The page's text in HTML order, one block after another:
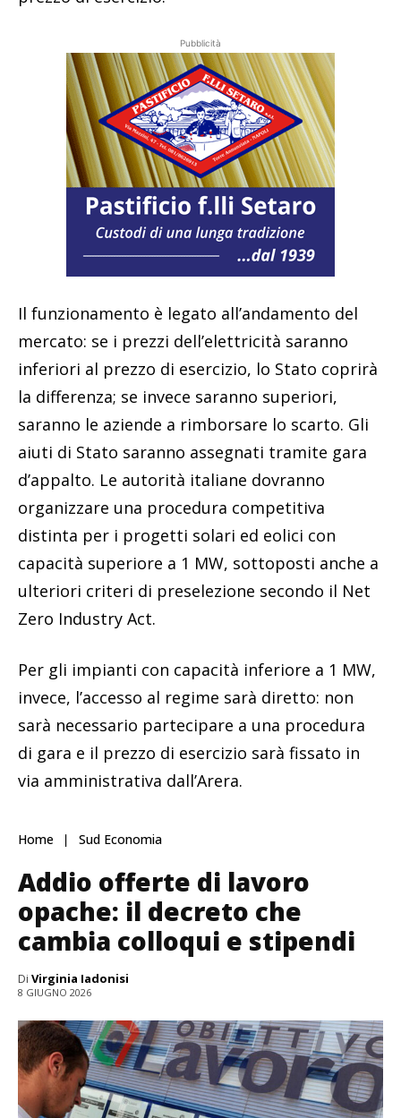
Pubblicità
Il funzionamento è legato all’andamento del
mercato: se i prezzi dell’elettricità saranno
inferiori al prezzo di esercizio, lo Stato coprirà
la differenza; se invece saranno superiori,
saranno le aziende a rimborsare lo scarto. Gli
aiuti di Stato saranno assegnati tramite gara
d’appalto. Le autorità italiane dovranno
organizzare una procedura competitiva
distinta per i progetti solari ed eolici con
capacità superiore a 1 MW, sottoposti anche a
ulteriori criteri di preselezione secondo il Net
Zero Industry Act.
Per gli impianti con capacità inferiore a 1 MW,
invece, l’accesso al regime sarà diretto: non
sarà necessario partecipare a una procedura
di gara e il prezzo di esercizio sarà fissato in
via amministrativa dall’Arera.
Home Sud Economia
Addio offerte di lavoro
opache: il decreto che
cambia colloqui e stipendi
Di Virginia Iadonisi
8 GIUGNO 2026